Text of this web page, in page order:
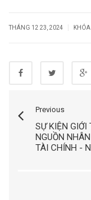
THÁNG 12 23, 2024
Previous
SỰ KIỆN GIỚI
NGUỒN
TÀI CHÍNH -